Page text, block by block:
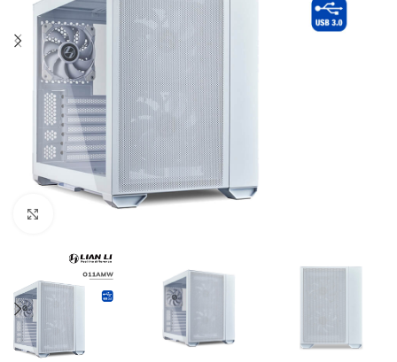
Clic para agrandar